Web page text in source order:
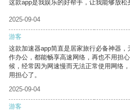
这款app是我娱乐的好帮手，让我能够放松
2025-09-04
游客
这款加速器app简直是居家旅行必备神器
作办公，都能畅享高速网络，再也不用担
候，经常因为网速慢而无法正常使用网络
用担心了。
2025-09-04
游客